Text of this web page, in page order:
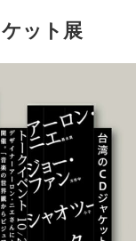
ット展